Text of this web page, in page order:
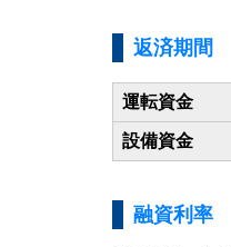
返済期間
運転資金
設備資金
融資利率